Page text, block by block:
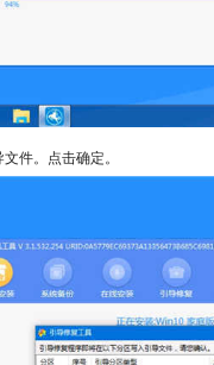
件。点击确定。